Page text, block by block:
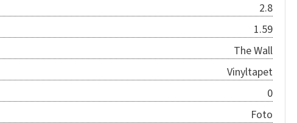
2.8
1.59
The Wall
Vinyltapet
0
Foto